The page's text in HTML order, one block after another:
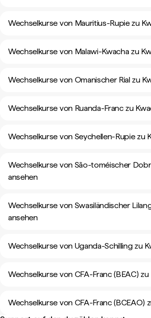
Wechselkurse von Mauritius-Rupie zu
Wechselkurse von Malawi-Kwacha zu
Wechselkurse von Omanischer Rial zu
Wechselkurse von Ruanda-Franc zu
Wechselkurse von Seychellen-Rupie zu
Wechselkurse von São-toméischer
ansehen
Wechselkurse von Swasiländischer
ansehen
Wechselkurse von Uganda-Schilling zu
Wechselkurse von CFA-Franc (BEAC)
Wechselkurse von CFA-Franc (BCEAO)